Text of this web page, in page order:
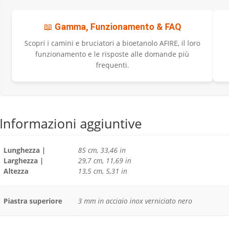
📖 Gamma, Funzionamento & FAQ
Scopri i camini e bruciatori a bioetanolo AFIRE, il loro
funzionamento e le risposte alle domande più
frequenti.
Informazioni aggiuntive
Lunghezza |
Larghezza |
Altezza
85 cm, 33,46 in
29,7 cm, 11,69 in
13,5 cm, 5,31 in
Piastra superiore 3 mm in acciaio inox verniciato nero